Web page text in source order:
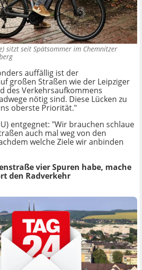
sitzt seit Spätsommer im Chemnitzer
auffällig ist der
großen Straßen wie der Leipziger
des Verkehrsaufkommens
nötig sind. Diese Lücken zu
oberste Priorität."
entgegnet: "Wir brauchen schlaue
auch mal weg von den
welche Ziele wir anbinden
vier Spuren habe, mache
den Radverkehr